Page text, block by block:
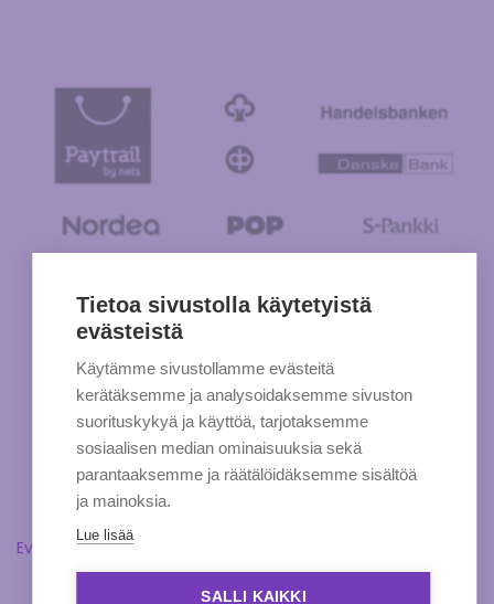
Evästeasetukset
Tietoa sivustolla käytetyistä
evästeistä
Käytämme sivustollamme evästeitä
kerätäksemme ja analysoidaksemme sivuston
suorituskykyä ja käyttöä, tarjotaksemme
sosiaalisen median ominaisuuksia sekä
parantaaksemme ja räätälöidäksemme sisältöä
ja mainoksia.
Lue lisää
SALLI KAIKKI